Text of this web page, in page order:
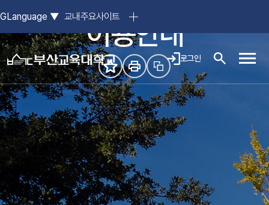
GLanguage ▼ 교내주요사이트
로그인 모바
이용안내